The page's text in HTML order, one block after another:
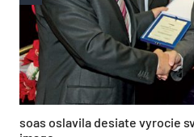
soas oslavila desiate vyrocie